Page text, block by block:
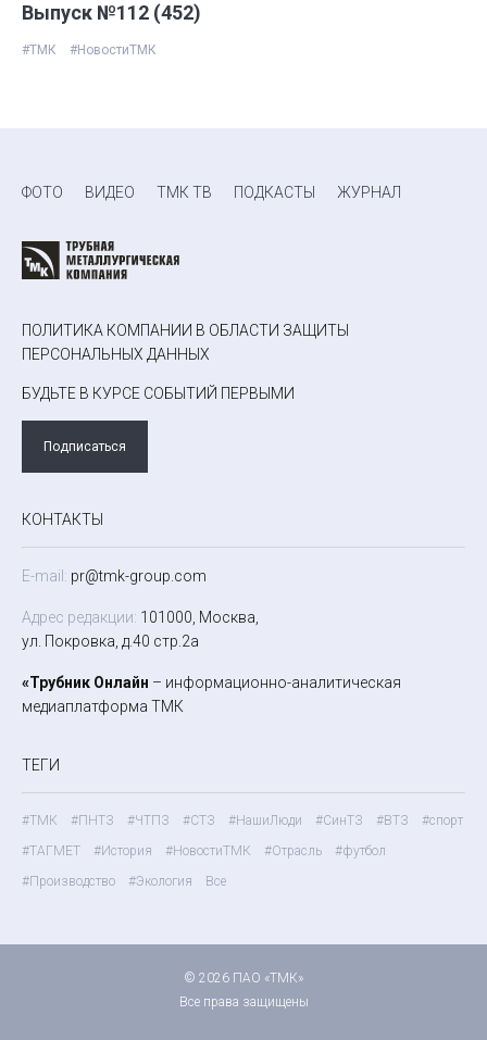
Выпуск №112 (452)
#ТМК #НовостиТМК
ФОТО ВИДЕО ТМК ТВ ПОДКАСТЫ ЖУРНАЛ
ПОЛИТИКА КОМПАНИИ В ОБЛАСТИ ЗАЩИТЫ
ПЕРСОНАЛЬНЫХ ДАННЫХ
БУДЬТЕ В КУРСЕ СОБЫТИЙ ПЕРВЫМИ
Подписаться
КОНТАКТЫ
E-mail: pr@tmk-group.com
Адрес редакции: 101000, Москва,
ул. Покровка, д.40 стр.2а
«Трубник Онлайн – информационно-аналитическая
медиаплатформа ТМК
ТЕГИ
#ТМК #ПНТЗ #ЧТПЗ #СТЗ #НашиЛюди #СинТЗ #ВТЗ
#спорт
#ТАГМЕТ
#История #НовостиТМК #Отрасль
#футбол
#Производство
#Экология Все
© 2026 ПАО «ТМК»
Все права защищены